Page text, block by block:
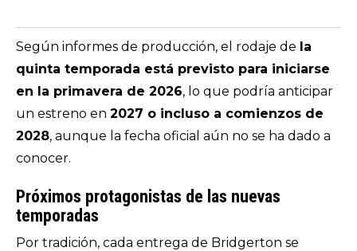
Según informes de producción, el rodaje de la
quinta temporada está previsto para iniciarse
en la primavera de 2026, lo que podría anticipar
un estreno en 2027 o incluso a comienzos de
2028, aunque la fecha oficial aún no se ha dado a
conocer.
Próximos protagonistas de las nuevas
temporadas
Por tradición, cada entrega de Bridgerton se